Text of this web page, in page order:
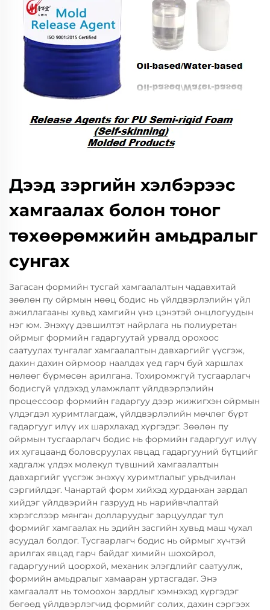
Дээд зэргийн хэлбэрээс
хамгаалах болон тоног
төхөөрөмжийн амьдралыг
сунгах
Загасан формийн тусгай хамгаалалтын чадавхитай
зөөлөн пу ойрмын нөөц бодис нь үйлдвэрлэлийн үйл
ажиллагааны хувьд хамгийн үнэ цэнэтэй онцлогуудын
нэг юм. Энэхүү дэвшилтэт найрлага нь полиуретан
ойрмыг формийн гадаргуутай урвалд орохоос
саатуулах тунгалаг хамгаалалтын давхаргийг үүсгэж,
дахин дахин ойрмоор наалдах үед гарч буй харшлах
нөлөөг бүрмөсөн арилгана. Тохиромжгүй тусгаарлагч
бодисгүй үлдэхэд уламжлалт үйлдвэрлэлийн
процессоор формийн гадаргуу дээр жижигхэн ойрмын
үлдэгдэл хуримтлагдаж, үйлдвэрлэлийн мөчлөг бүрт
гадаргууг илүү их шархлахад хүргэдэг. Зөөлөн пу
ойрмын тусгаарлагч бодис нь формийн гадаргууг илүү
их хугацаанд боловсруулах явцад гадаргууний бүтцийг
хадгалж үлдэх молекул түвшний хамгаалалтын
давхаргийг үүсгэж энэхүү хуримтлалыг урьдчилан
сэргийлдэг. Чанартай форм хийхэд хурданхан зардал
хийдэг үйлдвэрийн газрууд нь нарийвчлалтай
хэрэгслээр мянган долларуудыг зарцуулдаг тул
формийг хамгаалах нь эдийн засгийн хувьд маш чухал
асуудал болдог. Тусгаарлагч бодис нь ойрмыг хүчтэй
арилгах явцад гарч байдаг химийн шохойрол,
гадаргууний цоорхой, механик элэгдлийг саатуулж,
формийн амьдралыг хамааран уртасгадаг. Энэ
хамгаалалт нь томоохон зардлыг хэмнэхэд хүргэдэг
бөгөөд үйлдвэрлэгчид формийг солих, дахин сэргээх